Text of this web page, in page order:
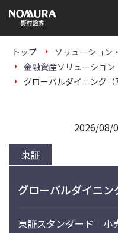
の
ー
トップ
ソリューション
金融資産ソリューション
グローバルダイニング（
東証
2026/08/
グローバルダイニン
東証スタンダード 小